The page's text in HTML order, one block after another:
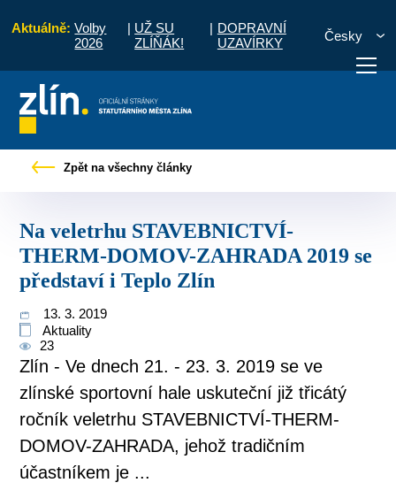
Aktuálně: Volby
2026
| UŽ SU
ZLÍŇÁK!
| DOPRAVNÍ
UZAVÍRKY
Česky
vyřídit Potřebuji zaplatit
Zpět na všechny články
Na veletrhu STAVEBNICTVÍ-
THERM-DOMOV-ZAHRADA 2019 se
představí i Teplo Zlín
13. 3. 2019
Aktuality
23
Zlín - Ve dnech 21. - 23. 3. 2019 se ve
zlínské sportovní hale uskuteční již třicátý
ročník veletrhu STAVEBNICTVÍ-THERM-
DOMOV-ZAHRADA, jehož tradičním
účastníkem je ...